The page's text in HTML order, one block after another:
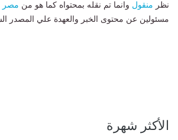
نظر منقول وانما تم نقله بمحتواه كما هو من مصر
مسئولين عن محتوى الخبر والعهدة علي المصدر
الأكثر شهرة